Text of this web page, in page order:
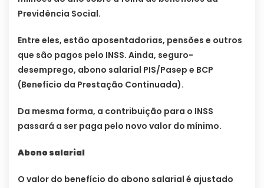
Previdência Social.
Entre eles, estão aposentadorias, pensões e outros
que são pagos pelo INSS. Ainda, seguro-
desemprego, abono salarial PIS/Pasep e BCP
(Benefício da Prestação Continuada).
Da mesma forma, a contribuição para o INSS
passará a ser paga pelo novo valor do mínimo.
Abono salarial
O valor do benefício do abono salarial é ajustado